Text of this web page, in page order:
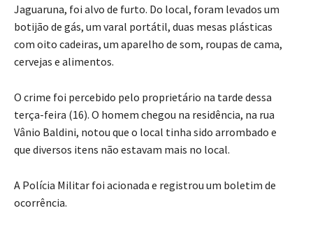
Jaguaruna, foi alvo de furto. Do local, foram levados um
botijão de gás, um varal portátil, duas mesas plásticas
com oito cadeiras, um aparelho de som, roupas de cama,
cervejas e alimentos.
O crime foi percebido pelo proprietário na tarde dessa
terça-feira (16). O homem chegou na residência, na rua
Vânio Baldini, notou que o local tinha sido arrombado e
que diversos itens não estavam mais no local.
A Polícia Militar foi acionada e registrou um boletim de
ocorrência.